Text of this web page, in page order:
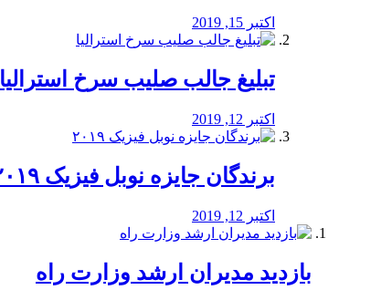
اکتبر 15, 2019
تبلیغ جالب صلیب سرخ استرالیا
اکتبر 12, 2019
برندگان جایزه نوبل فیزیک ۲۰۱۹
اکتبر 12, 2019
بازدید مدیران ارشد وزارت راه